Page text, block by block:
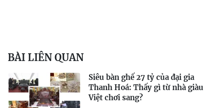
BÀI LIÊN QUAN
Siêu bàn ghế 27 tỷ của đại gia
Thanh Hoá: Thấy gì từ nhà giàu
Việt chơi sang?